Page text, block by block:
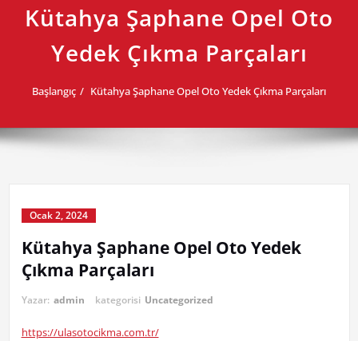
Kütahya Şaphane Opel Oto
Yedek Çıkma Parçaları
Başlangıç Kütahya Şaphane Opel Oto Yedek Çıkma Parçaları
Ocak 2, 2024
Kütahya Şaphane Opel Oto Yedek
Çıkma Parçaları
Yazar: admin kategorisi Uncategorized
https://ulasotocikma.com.tr/